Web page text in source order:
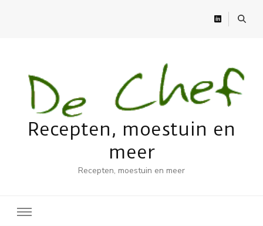
Recepten, moestuin en
meer
Recepten, moestuin en meer